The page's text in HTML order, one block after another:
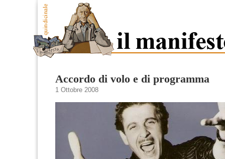
Accordo di volo e di programma
1 Ottobre 2008